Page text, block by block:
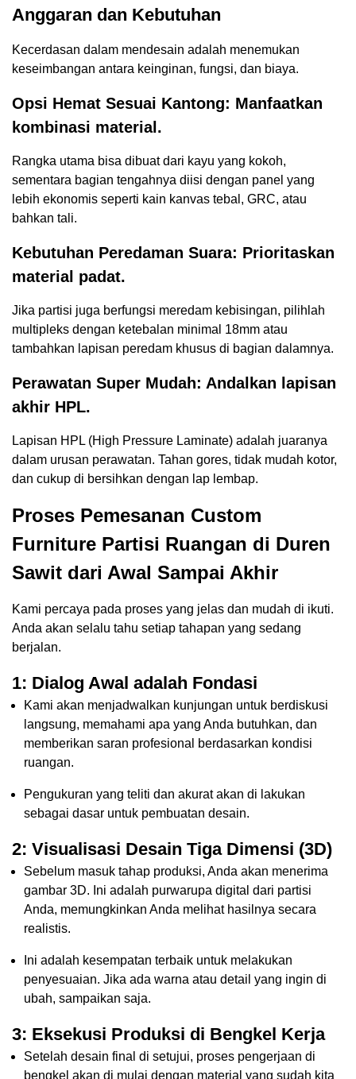
Anggaran dan Kebutuhan
Kecerdasan dalam mendesain adalah menemukan
keseimbangan antara keinginan, fungsi, dan biaya.
Opsi Hemat Sesuai Kantong: Manfaatkan
kombinasi material.
Rangka utama bisa dibuat dari kayu yang kokoh,
sementara bagian tengahnya diisi dengan panel yang
lebih ekonomis seperti kain kanvas tebal, GRC, atau
bahkan tali.
Kebutuhan Peredaman Suara: Prioritaskan
material padat.
Jika partisi juga berfungsi meredam kebisingan, pilihlah
multipleks dengan ketebalan minimal 18mm atau
tambahkan lapisan peredam khusus di bagian dalamnya.
Perawatan Super Mudah: Andalkan lapisan
akhir HPL.
Lapisan HPL (High Pressure Laminate) adalah juaranya
dalam urusan perawatan. Tahan gores, tidak mudah kotor,
dan cukup di bersihkan dengan lap lembap.
Proses Pemesanan Custom
Furniture Partisi Ruangan di Duren
Sawit dari Awal Sampai Akhir
Kami percaya pada proses yang jelas dan mudah di ikuti.
Anda akan selalu tahu setiap tahapan yang sedang
berjalan.
1: Dialog Awal adalah Fondasi
Kami akan menjadwalkan kunjungan untuk berdiskusi
langsung, memahami apa yang Anda butuhkan, dan
memberikan saran profesional berdasarkan kondisi
ruangan.
Pengukuran yang teliti dan akurat akan di lakukan
sebagai dasar untuk pembuatan desain.
2: Visualisasi Desain Tiga Dimensi (3D)
Sebelum masuk tahap produksi, Anda akan menerima
gambar 3D. Ini adalah purwarupa digital dari partisi
Anda, memungkinkan Anda melihat hasilnya secara
realistis.
Ini adalah kesempatan terbaik untuk melakukan
penyesuaian. Jika ada warna atau detail yang ingin di
ubah, sampaikan saja.
3: Eksekusi Produksi di Bengkel Kerja
Setelah desain final di setujui, proses pengerjaan di
bengkel akan di mulai dengan material yang sudah kita